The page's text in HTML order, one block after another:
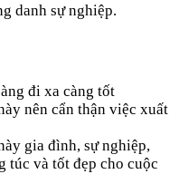
danh sự nghiệp.
đi xa càng tốt
nên cẩn thận việc xuất
gia đình, sự nghiệp,
túc và tốt đẹp cho cuộc